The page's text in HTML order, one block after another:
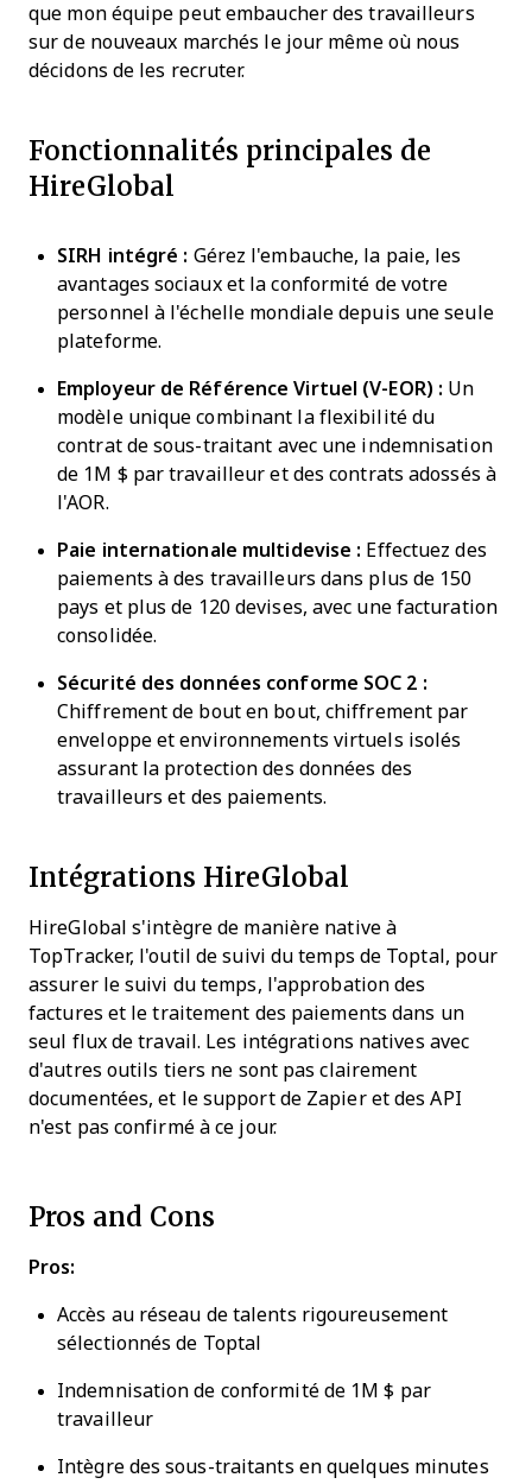
que mon équipe peut embaucher des travailleurs
sur de nouveaux marchés le jour même où nous
décidons de les recruter.
Fonctionnalités principales de
HireGlobal
SIRH intégré : Gérez l'embauche, la paie, les
avantages sociaux et la conformité de votre
personnel à l'échelle mondiale depuis une seule
plateforme.
Employeur de Référence Virtuel (V-EOR) : Un
modèle unique combinant la flexibilité du
contrat de sous-traitant avec une indemnisation
de 1M $ par travailleur et des contrats adossés à
l'AOR.
Paie internationale multidevise : Effectuez des
paiements à des travailleurs dans plus de 150
pays et plus de 120 devises, avec une facturation
consolidée.
Sécurité des données conforme SOC 2 :
Chiffrement de bout en bout, chiffrement par
enveloppe et environnements virtuels isolés
assurant la protection des données des
travailleurs et des paiements.
Intégrations HireGlobal
HireGlobal s'intègre de manière native à
TopTracker, l'outil de suivi du temps de Toptal, pour
assurer le suivi du temps, l'approbation des
factures et le traitement des paiements dans un
seul flux de travail. Les intégrations natives avec
d'autres outils tiers ne sont pas clairement
documentées, et le support de Zapier et des API
n'est pas confirmé à ce jour.
Pros and Cons
Pros:
Accès au réseau de talents rigoureusement
sélectionnés de Toptal
Indemnisation de conformité de 1M $ par
travailleur
Intègre des sous-traitants en quelques minutes